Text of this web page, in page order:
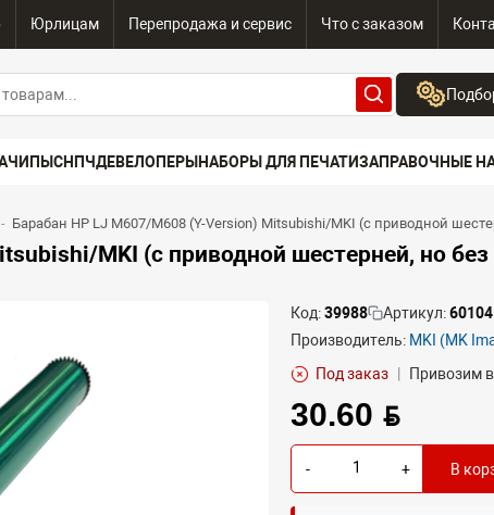
Юрлицам Перепродажа и сервис Что с заказом
Выберите
Сначала
ЧИПЫСНПЧДЕВЕЛОПЕРЫ НАБОРЫ ДЛЯ ПЕЧАТИЗАПРАВОЧНЫЕ
- Барабан HP LJ M607/M608 (Y-Version) Mitsubishi/MKI (с приводной
MKI (с приводной шестерней, но
Код:39988 Артикул:
Производитель: MKI (MK
Под заказ
Привозим
30.60 BYN
- + В